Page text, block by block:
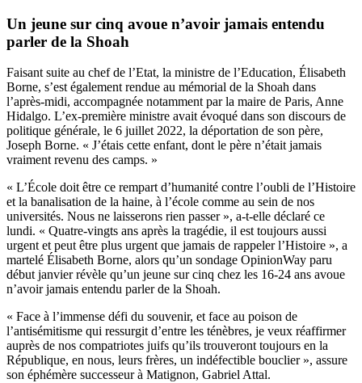
Un jeune sur cinq avoue n’avoir jamais entendu
parler de la Shoah
Faisant suite au chef de l’Etat, la ministre de l’Education, Élisabeth
Borne, s’est également rendue au mémorial de la Shoah dans
l’après-midi, accompagnée notamment par la maire de Paris, Anne
Hidalgo. L’ex-première ministre avait évoqué dans son discours de
politique générale, le 6 juillet 2022, la déportation de son père,
Joseph Borne. « J’étais cette enfant, dont le père n’était jamais
vraiment revenu des camps. »
« L’École doit être ce rempart d’humanité contre l’oubli de l’Histoire
et la banalisation de la haine, à l’école comme au sein de nos
universités. Nous ne laisserons rien passer », a-t-elle déclaré ce
lundi. « Quatre-vingts ans après la tragédie, il est toujours aussi
urgent et peut être plus urgent que jamais de rappeler l’Histoire », a
martelé Élisabeth Borne, alors qu’un sondage OpinionWay paru
début janvier révèle qu’un jeune sur cinq chez les 16-24 ans avoue
n’avoir jamais entendu parler de la Shoah.
« Face à l’immense défi du souvenir, et face au poison de
l’antisémitisme qui ressurgit d’entre les ténèbres, je veux réaffirmer
auprès de nos compatriotes juifs qu’ils trouveront toujours en la
République, en nous, leurs frères, un indéfectible bouclier », assure
son éphémère successeur à Matignon, Gabriel Attal.